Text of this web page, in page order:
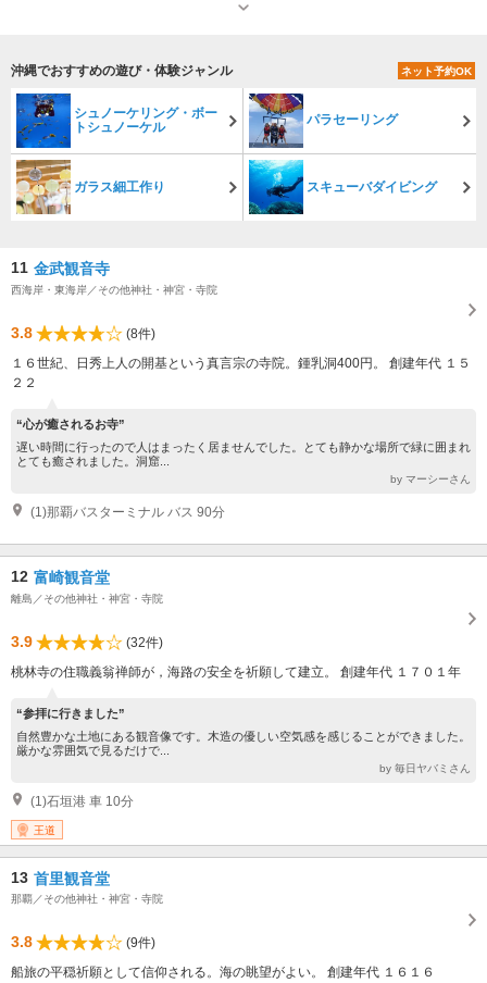
沖縄でおすすめの遊び・体験ジャンル ネット予約OK
シュノーケリング・ボー
トシュノーケル
パラセーリング
ガラス細工作り スキューバダイビング
11 金武観音寺
西海岸・東海岸／その他神社・神宮・寺院
3.8
(8件)
１６世紀、日秀上人の開基という真言宗の寺院。鍾乳洞400円。 創建年代 １５
２２
“心が癒されるお寺”
遅い時間に行ったので人はまったく居ませんでした。とても静かな場所で緑に囲まれ
とても癒されました。洞窟...
by マーシーさん
(1)那覇バスターミナル バス 90分
12 富崎観音堂
離島／その他神社・神宮・寺院
3.9
(32件)
桃林寺の住職義翁禅師が，海路の安全を祈願して建立。 創建年代 １７０１年
“参拝に行きました”
自然豊かな土地にある観音像です。木造の優しい空気感を感じることができました。
厳かな雰囲気で見るだけで...
by 毎日ヤバミさん
(1)石垣港 車 10分
王道
13 首里観音堂
那覇／その他神社・神宮・寺院
3.8
(9件)
船旅の平穏祈願として信仰される。海の眺望がよい。 創建年代 １６１６